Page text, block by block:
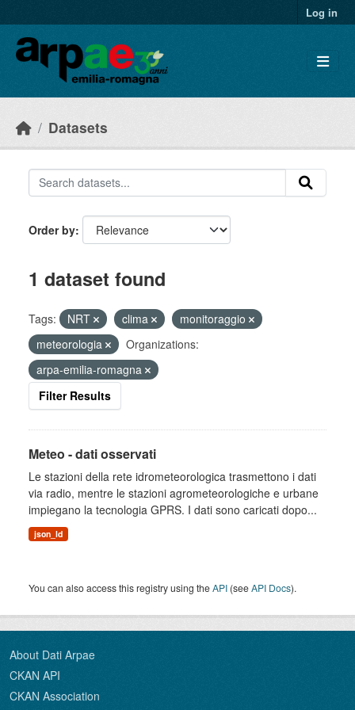
Log in
Datasets
Order by
1 dataset found
Tags: NRT clima
monitoraggio
meteorologia
Organizations:
arpa-emilia-romagna
Filter Results
Meteo - dati osservati
Le stazioni della rete idrometeorologica trasmettono i dati
via radio, mentre le stazioni agrometeorologiche e urbane
impiegano la tecnologia GPRS. I dati sono caricati dopo...
json_ld
You can also access this registry using theAPI (seeAPI Docs).
About Dati Arpae
CKAN API
CKAN Association